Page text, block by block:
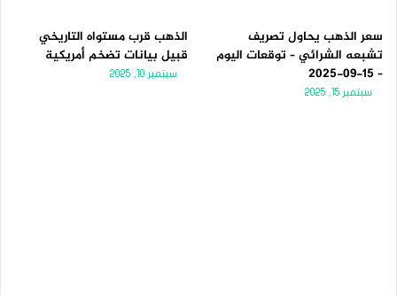
سعر الذهب يحاول تصريف
تشبعه الشرائي – توقعات اليوم
– 15-09-2025
سبتمبر 15, 2025
الذهب قرب مستواه التاريخي
قبيل بيانات تضخم أمريكية
سبتمبر 10, 2025